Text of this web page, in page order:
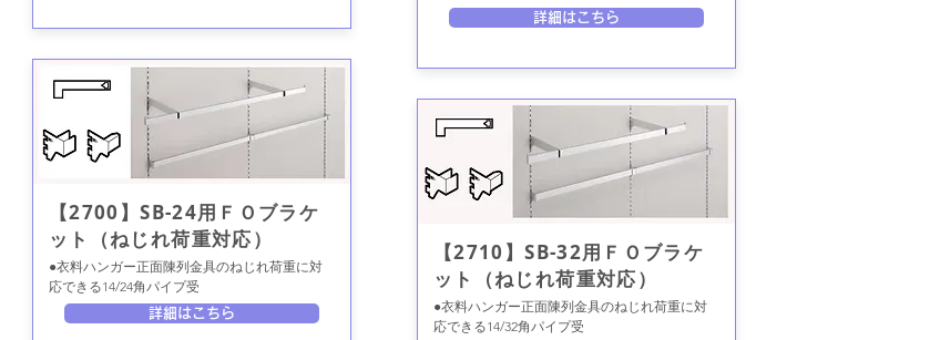
【2700】SB-24用ＦＯブラケ
ット（ねじれ荷重対応）
●衣料ハンガー正面陳列金具のねじれ荷重に対
応できる14/24角パイプ受
詳細はこちら
詳細はこちら
【2710】SB-32用ＦＯブラケ
ット（ねじれ荷重対応）
●衣料ハンガー正面陳列金具のねじれ荷重に対
応できる14/32角パイプ受